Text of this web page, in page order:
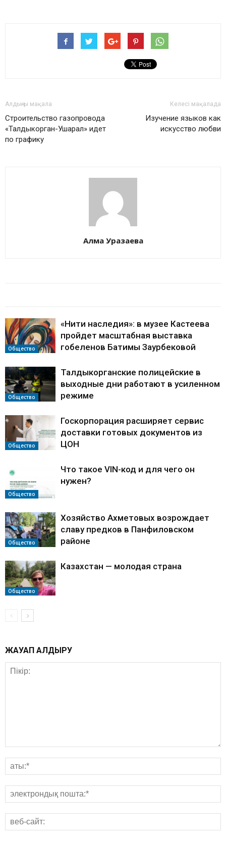
Алдыңғы мақала
Строительство газопровода
«Талдыкорган-Ушарал» идет
по графику
Келесі мақалада
Изучение языков как
искусство любви
Алма Уразаева
Общество
«Нити наследия»: в музее Кастеева
пройдет масштабная выставка
гобеленов Батимы Заурбековой
Общество
Талдыкорганские полицейские в
выходные дни работают в усиленном
режиме
Общество
Госкорпорация расширяет сервис
доставки готовых документов из
ЦОН
Общество
Что такое VIN-код и для чего он
нужен?
Общество
Хозяйство Ахметовых возрождает
славу предков в Панфиловском
районе
Общество
Казахстан — молодая страна
ЖАУАП ҚАЛДЫРУ